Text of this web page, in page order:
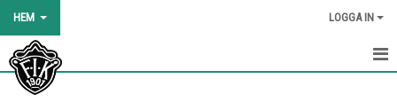
HEM LOGGA IN
HEM